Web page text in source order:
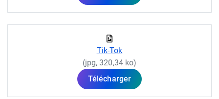
Tik-Tok
(jpg, 320,34 ko)
Télécharger